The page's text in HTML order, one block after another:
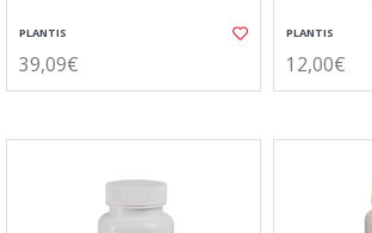
PLANTIS
39,09€
PLANTIS
12,00€